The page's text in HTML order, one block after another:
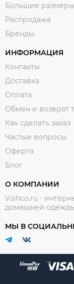
Большие размеры
Распродажа
Бренды
ИНФОРМАЦИЯ
Контакты
Доставка
Оплата
Обмен и возврат
Как сделать заказ
Частые вопросы
Оферта
Блог
О КОМПАНИИ
Vishco.ru -
домашней
МЫ В